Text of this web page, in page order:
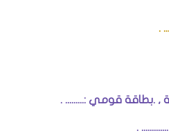
قومي : ................... .